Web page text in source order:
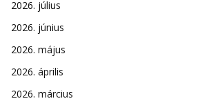
2026. július
2026. június
2026. május
2026. április
2026. március